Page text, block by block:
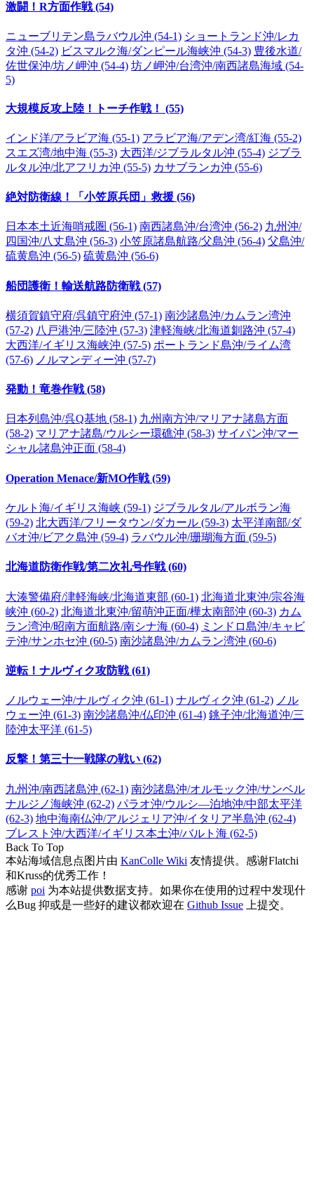
激闘！R方面作戦 (54)
ニューブリテン島ラバウル沖 (54-1) ショートランド沖/レカ
タ沖 (54-2) ビスマルク海/ダンピール海峡沖 (54-3) 豊後水道/
佐世保沖/坊ノ岬沖 (54-4) 坊ノ岬沖/台湾沖/南西諸島海域 (54-
5)
大規模反攻上陸！トーチ作戦！ (55)
インド洋/アラビア海 (55-1) アラビア海/アデン湾/紅海 (55-2)
スエズ湾/地中海 (55-3) 大西洋/ジブラルタル沖 (55-4) ジブラ
ルタル沖/北アフリカ沖 (55-5) カサブランカ沖 (55-6)
絶対防衛線！「小笠原兵団」救援 (56)
日本本土近海哨戒圏 (56-1) 南西諸島沖/台湾沖 (56-2) 九州沖/
四国沖/八丈島沖 (56-3) 小笠原諸島航路/父島沖 (56-4) 父島沖/
硫黄島沖 (56-5) 硫黄島沖 (56-6)
船団護衛！輸送航路防衛戦 (57)
横須賀鎮守府/呉鎮守府沖 (57-1) 南沙諸島沖/カムラン湾沖
(57-2) 八戸港沖/三陸沖 (57-3) 津軽海峡/北海道釧路沖 (57-4)
大西洋/イギリス海峡沖 (57-5) ポートランド島沖/ライム湾
(57-6) ノルマンディー沖 (57-7)
発動！竜巻作戦 (58)
日本列島沖/呉Q基地 (58-1) 九州南方沖/マリアナ諸島方面
(58-2) マリアナ諸島/ウルシー環礁沖 (58-3) サイパン沖/マー
シャル諸島沖正面 (58-4)
Operation Menace/新MO作戦 (59)
ケルト海/イギリス海峡 (59-1) ジブラルタル/アルボラン海
(59-2) 北大西洋/フリータウン/ダカール (59-3) 太平洋南部/ダ
バオ沖/ビアク島沖 (59-4) ラバウル沖/珊瑚海方面 (59-5)
北海道防衛作戦/第二次礼号作戦 (60)
大湊警備府/津軽海峡/北海道東部 (60-1) 北海道北東沖/宗谷海
峡沖 (60-2) 北海道北東沖/留萌沖正面/樺太南部沖 (60-3) カム
ラン湾沖/昭南方面航路/南シナ海 (60-4) ミンドロ島沖/キャビ
テ沖/サンホセ沖 (60-5) 南沙諸島沖/カムラン湾沖 (60-6)
逆転！ナルヴィク攻防戦 (61)
ノルウェー沖/ナルヴィク沖 (61-1) ナルヴィク沖 (61-2) ノル
ウェー沖 (61-3) 南沙諸島沖/仏印沖 (61-4) 銚子沖/北海道沖/三
陸沖太平洋 (61-5)
反撃！第三十一戦隊の戦い (62)
九州沖/南西諸島沖 (62-1) 南沙諸島沖/オルモック沖/サンベル
ナルジノ海峡沖 (62-2) パラオ沖/ウルシ―泊地沖/中部太平洋
(62-3) 地中海南仏沖/アルジェリア沖/イタリア半島沖 (62-4)
ブレスト沖/大西洋/イギリス本土沖/バルト海 (62-5)
Back To Top
本站海域信息点图片由 KanColle Wiki 友情提供。感谢Flatchi
和Kruss的优秀工作！
感谢 poi 为本站提供数据支持。如果你在使用的过程中发现什
么Bug 抑或是一些好的建议都欢迎在 Github Issue 上提交。